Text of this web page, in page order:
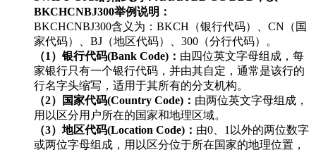
BKCHCNBJ300举例说明：
BKCHCNBJ300含义为：BKCH（银行代码）、CN（国
家代码）、BJ（地区代码）、300（分行代码）。
（1）银行代码(Bank Code)： 由四位英文字母组成，每
家银行只有一个银行代码，并由其自定，通常是该行的
行名字头缩写，适用于其所有的分支机构。
（2）国家代码(Country Code)： 由两位英文字母组成，
用以区分用户所在的国家和地理区域。
（3）地区代码(Location Code)： 由0、1以外的两位数字
或两位字母组成，用以区分位于所在国家的地理位置，